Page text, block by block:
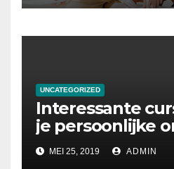
UNCATEGORIZED
Interessante
je persoonlijke
MEI 25, 2019 ADMIN